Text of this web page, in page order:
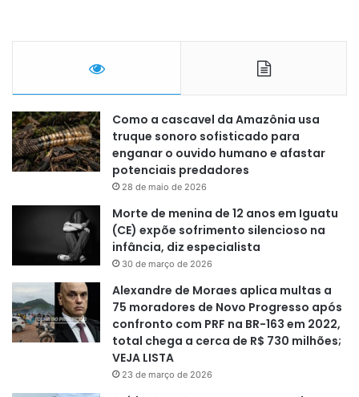
Como a cascavel da Amazônia usa
truque sonoro sofisticado para
enganar o ouvido humano e afastar
potenciais predadores
28 de maio de 2026
Morte de menina de 12 anos em Iguatu
(CE) expõe sofrimento silencioso na
infância, diz especialista
30 de março de 2026
Alexandre de Moraes aplica multas a
75 moradores de Novo Progresso após
confronto com PRF na BR-163 em 2022,
total chega a cerca de R$ 730 milhões;
VEJA LISTA
23 de março de 2026